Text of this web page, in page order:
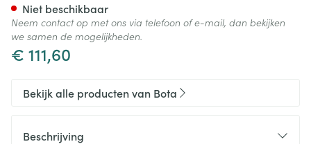
€ 111,60
Niet beschikbaar
Neem contact op met ons via telefoon of e-mail, dan bekijken
we samen de mogelijkheden.
Bekijk alle producten van Bota
Beschrijving